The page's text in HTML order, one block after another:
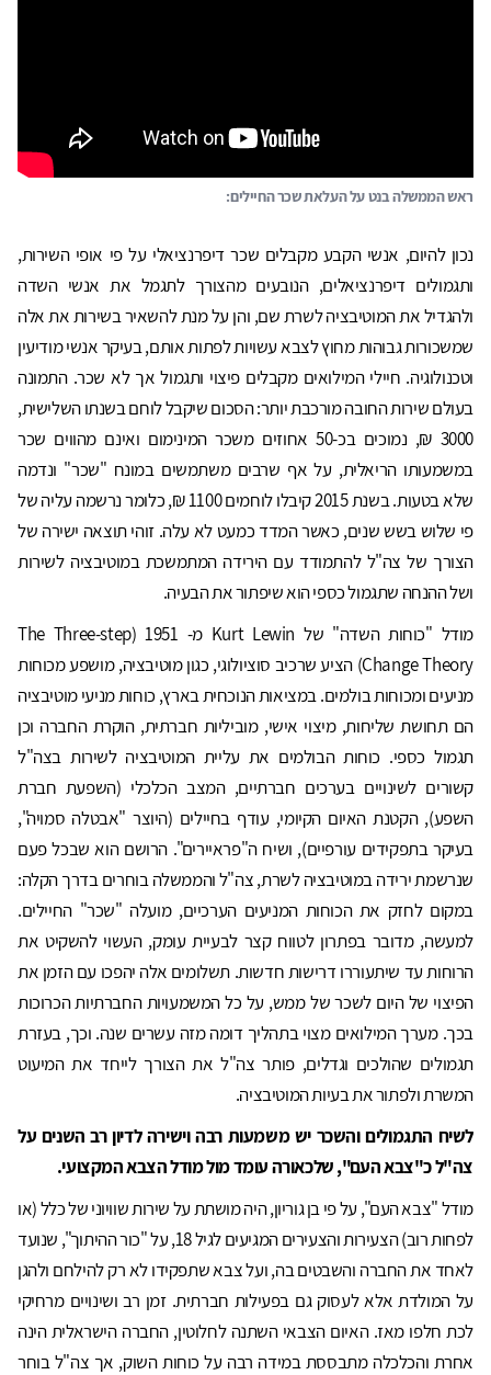
ראש הממשלה בנט על העלאת שכר החיילים:
נכון להיום, אנשי הקבע מקבלים שכר דיפרנציאלי על פי אופי השירות,
ותגמולים דיפרנציאלים, הנובעים מהצורך לתגמל את אנשי השדה
ולהגדיל את המוטיבציה לשרת שם, והן על מנת להשאיר בשירות את אלה
שמשכורות גבוהות מחוץ לצבא עשויות לפתות אותם, בעיקר אנשי מודיעין
וטכנולוגיה. חיילי המילואים מקבלים פיצוי ותגמול אך לא שכר. התמונה
בעולם שירות החובה מורכבת יותר: הסכום שיקבל לוחם בשנתו השלישית,
3000 ₪, נמוכים בכ-50 אחוזים משכר המינימום ואינם מהווים שכר
במשמעותו הריאלית, על אף שרבים משתמשים במונח "שכר" ונדמה
שלא בטעות. בשנת 2015 קיבלו לוחמים 1100 ₪, כלומר נרשמה עליה של
פי שלוש בשש שנים, כאשר המדד כמעט לא עלה. זוהי תוצאה ישירה של
הצורך של צה"ל להתמודד עם הירידה המתמשכת במוטיבציה לשירות
ושל ההנחה שתגמול כספי הוא שיפתור את הבעיה.
מודל "כוחות השדה" של Kurt Lewin מ- 1951 (The Three-step
Change Theory) הציע שרכיב סוציולוגי, כגון מוטיבציה, מושפע מכוחות
מניעים ומכוחות בולמים. במציאות הנוכחית בארץ, כוחות מניעי מוטיבציה
הם תחושת שליחות, מיצוי אישי, מוביליות חברתית, הוקרת החברה וכן
תגמול כספי. כוחות הבולמים את עליית המוטיבציה לשירות בצה"ל
קשורים לשינויים בערכים חברתיים, המצב הכלכלי (השפעת חברת
השפע), הקטנת האיום הקיומי, עודף בחיילים (היוצר "אבטלה סמויה",
בעיקר בתפקידים עורפיים), ושיח ה"פראיירים". הרושם הוא שבכל פעם
שנרשמת ירידה במוטיבציה לשרת, צה"ל והממשלה בוחרים בדרך הקלה:
במקום לחזק את הכוחות המניעים הערכיים, מועלה "שכר" החיילים.
למעשה, מדובר בפתרון לטווח קצר לבעיית עומק, העשוי להשקיט את
הרוחות עד שיתעוררו דרישות חדשות. תשלומים אלה יהפכו עם הזמן את
הפיצוי של היום לשכר של ממש, על כל המשמעויות החברתיות הכרוכות
בכך. מערך המילואים מצוי בתהליך דומה מזה עשרים שנה. וכך, בעזרת
תגמולים שהולכים וגדלים, פותר צה"ל את הצורך לייחד את המיעוט
המשרת ולפתור את בעיות המוטיבציה.
לשיח התגמולים והשכר יש משמעות רבה וישירה לדיון רב השנים על
צה"ל כ"צבא העם", שלכאורה עומד מול מודל הצבא המקצועי.
מודל "צבא העם", על פי בן גוריון, היה מושתת על שירות שוויוני של כלל (או
לפחות רוב) הצעירות והצעירים המגיעים לגיל 18, על "כור ההיתוך", שנועד
לאחד את החברה והשבטים בה, ועל צבא שתפקידו לא רק להילחם ולהגן
על המולדת אלא לעסוק גם בפעילות חברתית. זמן רב ושינויים מרחיקי
לכת חלפו מאז. האיום הצבאי השתנה לחלוטין, החברה הישראלית הינה
אחרת והכלכלה מתבססת במידה רבה על כוחות השוק, אך צה"ל בוחר